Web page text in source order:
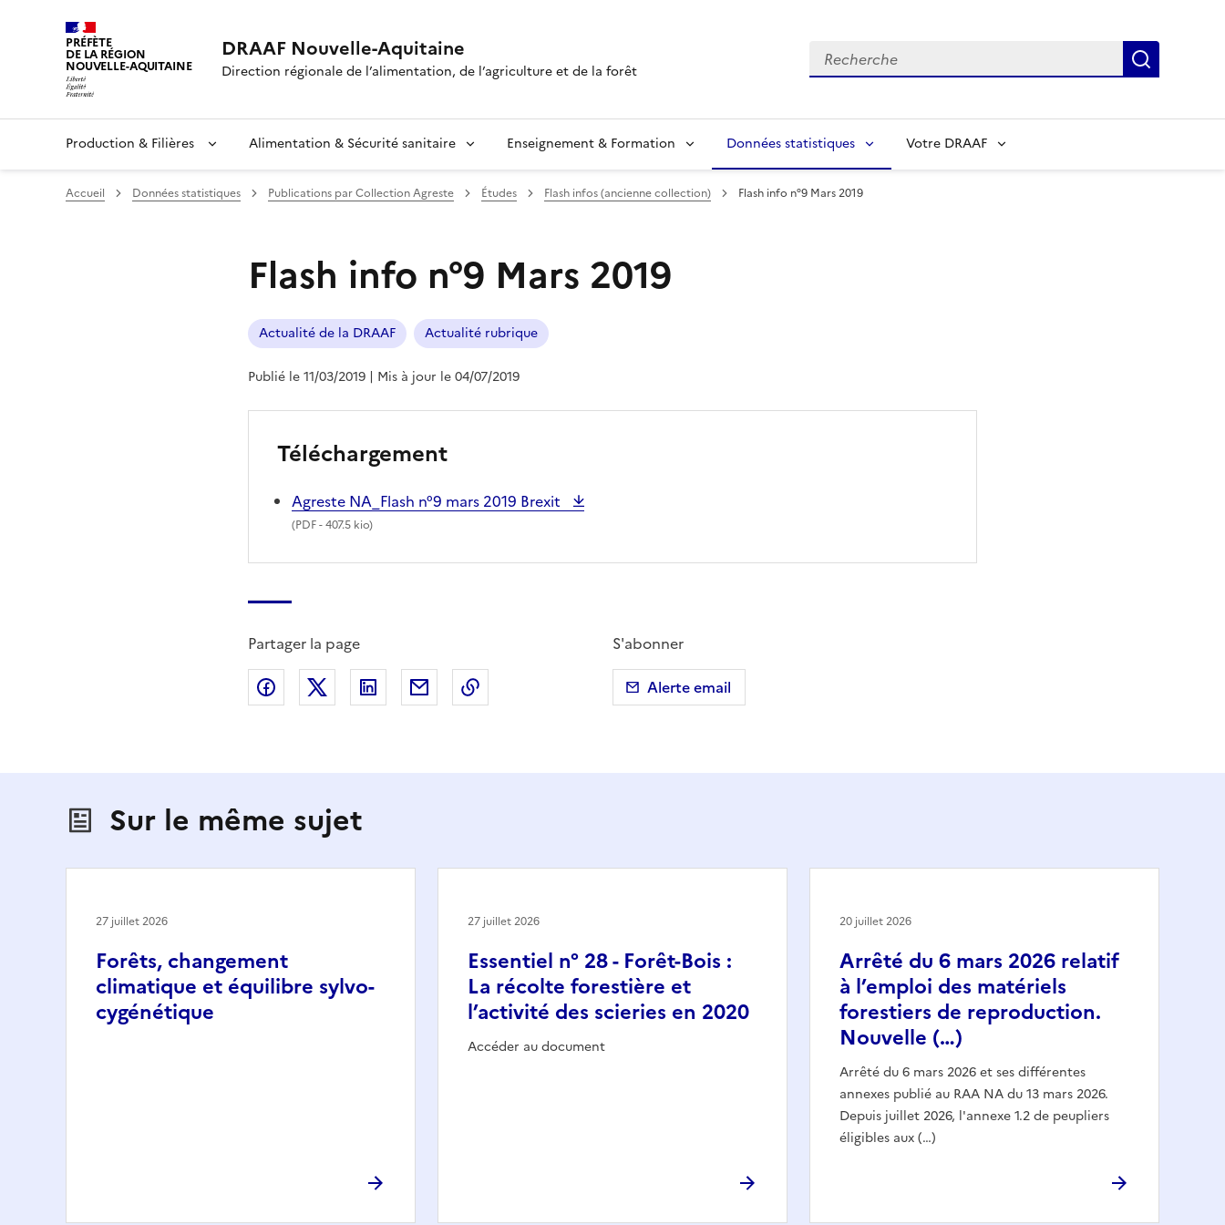
PRÉFÈTE
DE LA RÉGION
NOUVELLE-AQUITAINE
DRAAF Nouvelle-Aquitaine
Direction régionale de l’alimentation, de l’agriculture et de la forêt
Recherche
Production & Filières Alimentation & Sécurité sanitaire Enseignement & Formation Données statistiques Votre DRAAF
Accueil Données statistiques Publications par Collection Agreste Études Flash infos (ancienne collection) Flash info n°9 Mars 2019
Flash info n°9 Mars 2019
Actualité de la DRAAF Actualité rubrique
Publié le 11/03/2019 | Mis à jour le 04/07/2019
Téléchargement
Agreste NA_Flash n°9 mars 2019 Brexit
(PDF- 407.5 kio)
Partager la page
Partager sur Facebook
Partager sur X (anciennement Twitter)
Partager sur LinkedIn
Partager par emailCopier dans le presse-papier
S'abonner
Alerte email
Sur le même sujet
Forêts, changement
climatique et équilibre sylvo-
cygénétique
27 juillet 2026
Essentiel n° 28 - Forêt-Bois :
La récolte forestière et
l’activité des scieries en 2020
Accéder au document
27 juillet 2026
Arrêté du 6 mars 2026 relatif
à l’emploi des matériels
forestiers de reproduction.
Nouvelle (…)
Arrêté du 6 mars 2026 et ses différentes
annexes publié au RAA NA du 13 mars 2026.
Depuis juillet 2026, l'annexe 1.2 de peupliers
éligibles aux (…)
20 juillet 2026